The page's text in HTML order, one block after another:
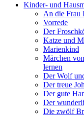
Kinder- und
An die Frau
Vorrede
Der
Katze und
Marienkind
Märchen
lernen
Der Wolf
Der treue
Der gute
Der
Die zwölf